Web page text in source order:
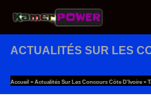
Au dessous du
ACTUALITÉS SUR LES
Accueil » Actualités Sur Les Concours Côte D'Ivoire »